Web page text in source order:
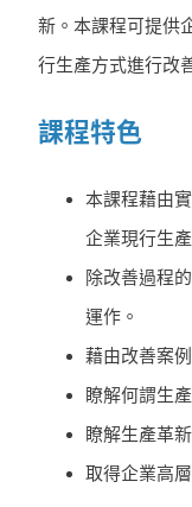
新。本課程可提供
行生產方式進行改
課程特色
本課程藉由
企業現行生
除改善過程
運作。
藉由改善案
瞭解何謂生
瞭解生產革
取得企業高